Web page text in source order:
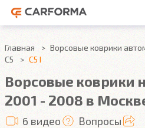
Главная Ворсовые коврики
C5
C5 I
Ворсовые коврики
2001 - 2008 в
6 видео Вопросы